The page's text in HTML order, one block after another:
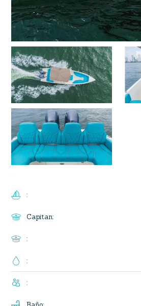
:
Capitan:
:
:
: